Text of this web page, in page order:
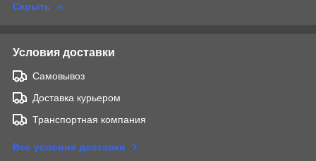
Скрыть
Условия доставки
Самовывоз
Доставка курьером
Транспортная компания
Все условия доставки